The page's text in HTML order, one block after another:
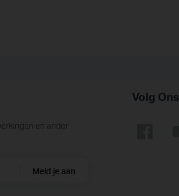
en ander
Meld je aan
Volg Ons